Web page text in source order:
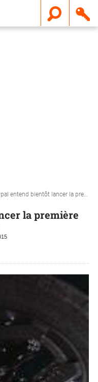
entend bientôt lancer la première monnaie intergalactique
la première